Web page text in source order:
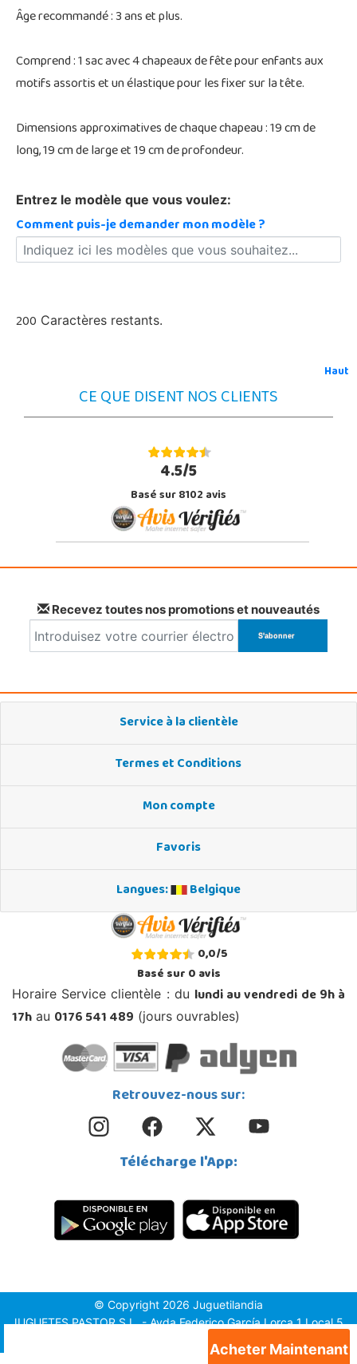
Acheter Maintenant
Âge recommandé : 3 ans et plus.
Comprend : 1 sac avec 4 chapeaux de fête pour enfants aux
motifs assortis et un élastique pour les fixer sur la tête.
Dimensions approximatives de chaque chapeau : 19 cm de
long, 19 cm de large et 19 cm de profondeur.
Entrez le modèle que vous voulez:
Comment puis-je demander mon modèle ?
200 Caractères restants.
Haut
CE QUE DISENT NOS CLIENTS
4.5/5
Basé sur 8102 avis
Recevez toutes nos promotions et nouveautés
Service à la clientèle
Termes et Conditions
Mon compte
Favoris
Langues:
Belgique
0,0/5
Basé sur0avis
Horaire Service clientèle : du lundi au vendredi de 9h à
17h au 0176 541 489 (jours ouvrables)
Retrouvez-nous sur:
Télécharge l'App:
© Copyright 2026 Juguetilandia
JUGUETES PASTOR S.L. - Avda.Federico García Lorca 1 Local 5,